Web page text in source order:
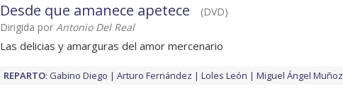
Desde que amanece apetece
(DVD)
Dirigida por Antonio Del Real
Las delicias y amarguras del amor mercenario
REPARTO: Gabino Diego Arturo Fernández Loles León Miguel Ángel Muñoz